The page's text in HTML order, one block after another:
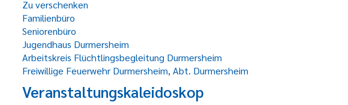
Zu verschenken
Familienbüro
Seniorenbüro
Jugendhaus Durmersheim
Arbeitskreis Flüchtlingsbegleitung Durmersheim
Freiwillige Feuerwehr Durmersheim, Abt. Durmersheim
Veranstaltungskaleidoskop